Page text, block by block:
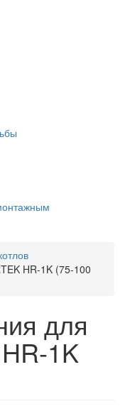
HR-1K (75-100
для
1K